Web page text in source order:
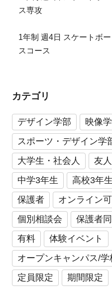
ス専攻
1年制 週4日 スケートボ
スコース
カテゴリ
デザイン学部
映像
スポーツ・デザイン学
大学生・社会人
友
中学3年生
高校3年生
保護者
オンライン可
個別相談会
保護者
有料
体験イベント
オープンキャンパス/学
定員限定
期間限定